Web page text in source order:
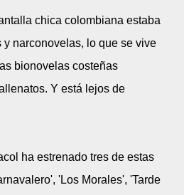
chica colombiana estaba
narconovelas, lo que se vive
bionovelas costeñas
Y está lejos de
ha estrenado tres de estas
'Los Morales', 'Tarde